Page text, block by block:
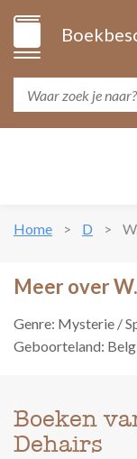
Home D
Meer over
Genre: Mysterie /
Geboorteland:
Boeken
Dehairs